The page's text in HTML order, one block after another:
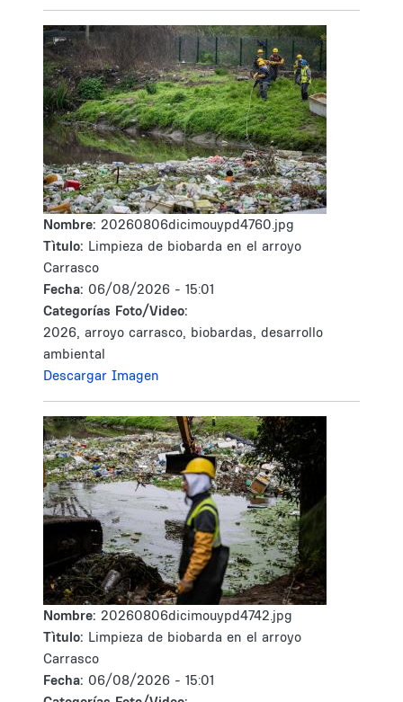
Nombre: 20260806dicimouypd4760.jpg
Tìtulo: Limpieza de biobarda en el arroyo
Carrasco
Fecha: 06/08/2026 - 15:01
Categorías Foto/Video:
2026, arroyo carrasco, biobardas, desarrollo
ambiental
Descargar Imagen
Nombre: 20260806dicimouypd4742.jpg
Tìtulo: Limpieza de biobarda en el arroyo
Carrasco
Fecha: 06/08/2026 - 15:01